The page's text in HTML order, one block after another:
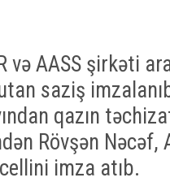
və AASS şirkəti
saziş
qazın
Rövşən
imza atıb.